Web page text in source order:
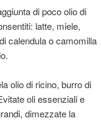
di poco olio di
latte, miele,
calendula o camomilla
olio di ricino, burro di
oli essenziali e
dimezzate la